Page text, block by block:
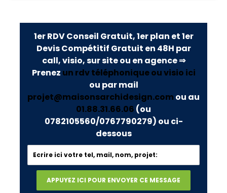
1er RDV Conseil Gratuit, 1er plan et 1er
Devis Compétitif Gratuit en 48H par
call, visio, sur site ou en agence ⇒
Prenez un rdv téléphonique ou visio ici
ou par mail
projet@maisonsarchidesign.com ou au
01.88.31.66.06 (ou
0782105560/0767790279) ou ci-
dessous